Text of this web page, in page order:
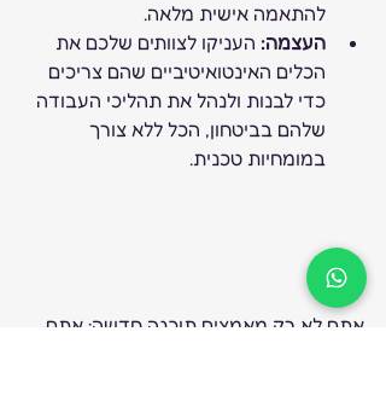
להתאמה אישית מלאה.
העצמה: העניקו לצוותים שלכם את
הכלים האינטואיטיביים שהם צריכים
כדי לבנות ולנהל את תהליכי העבודה
שלהם בביטחון, הכל ללא צורך
במומחיות טכנית.
אתם לא רק מאמצים תוכנה חדשה; אתם